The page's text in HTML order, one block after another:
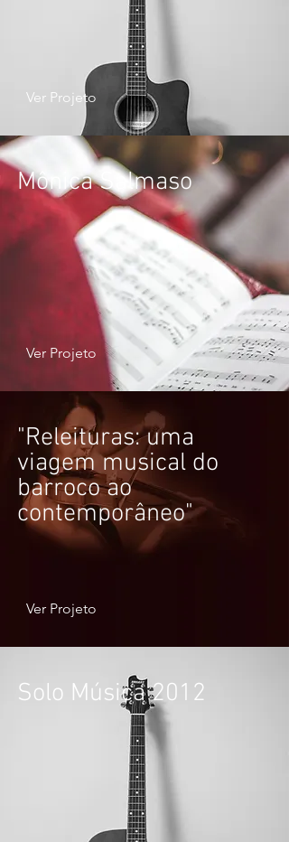
Ver Projeto
Mônica Salmaso
Ver Projeto
"Releituras: uma
viagem musical do
barroco ao
contemporâneo"
Ver Projeto
Solo Música 2012